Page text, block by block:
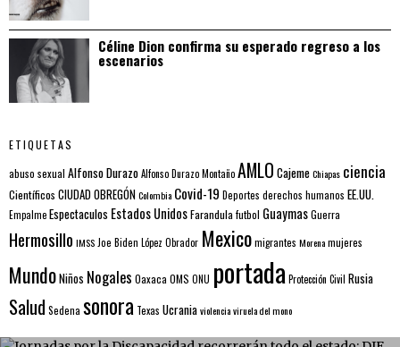
Céline Dion confirma su esperado regreso a los
escenarios
ETIQUETAS
abuso sexual Alfonso DurazoAlfonso Durazo MontañoAMLO CajemeChiapas ciencia
Científicos CIUDAD OBREGÓNColombia Covid-19 Deportes derechos humanos EE.UU.
EmpalmeEspectaculos Estados UnidosFarandula futbol GuaymasGuerra
Hermosillo IMSS Joe Biden López Obrador Mexicomigrantes Morenamujeres
MundoNiños Nogales Oaxaca OMS ONU portada Protección Civil Rusia
Salud Sedena sonora Texas Ucraniaviolenciaviruela del mono